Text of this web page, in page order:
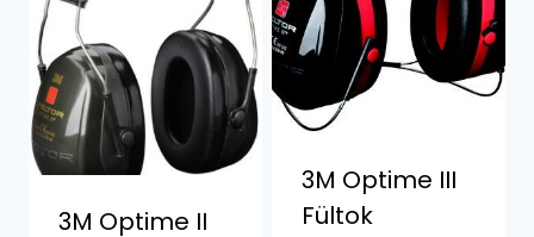
3M Optime II
3M Optime III
Fültok